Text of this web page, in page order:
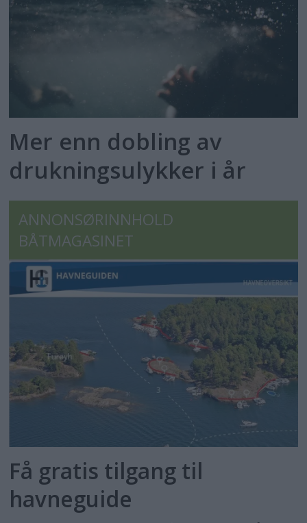
Mer enn dobling av
drukningsulykker i år
ANNONSØRINNHOLD
BÅTMAGASINET
Få gratis tilgang til
havneguide